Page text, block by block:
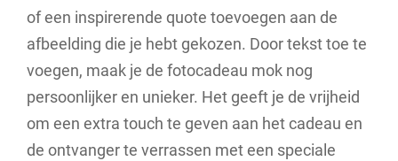
of een inspirerende quote toevoegen aan de
afbeelding die je hebt gekozen. Door tekst toe te
voegen, maak je de fotocadeau mok nog
persoonlijker en unieker. Het geeft je de vrijheid
om een extra touch te geven aan het cadeau en
de ontvanger te verrassen met een speciale